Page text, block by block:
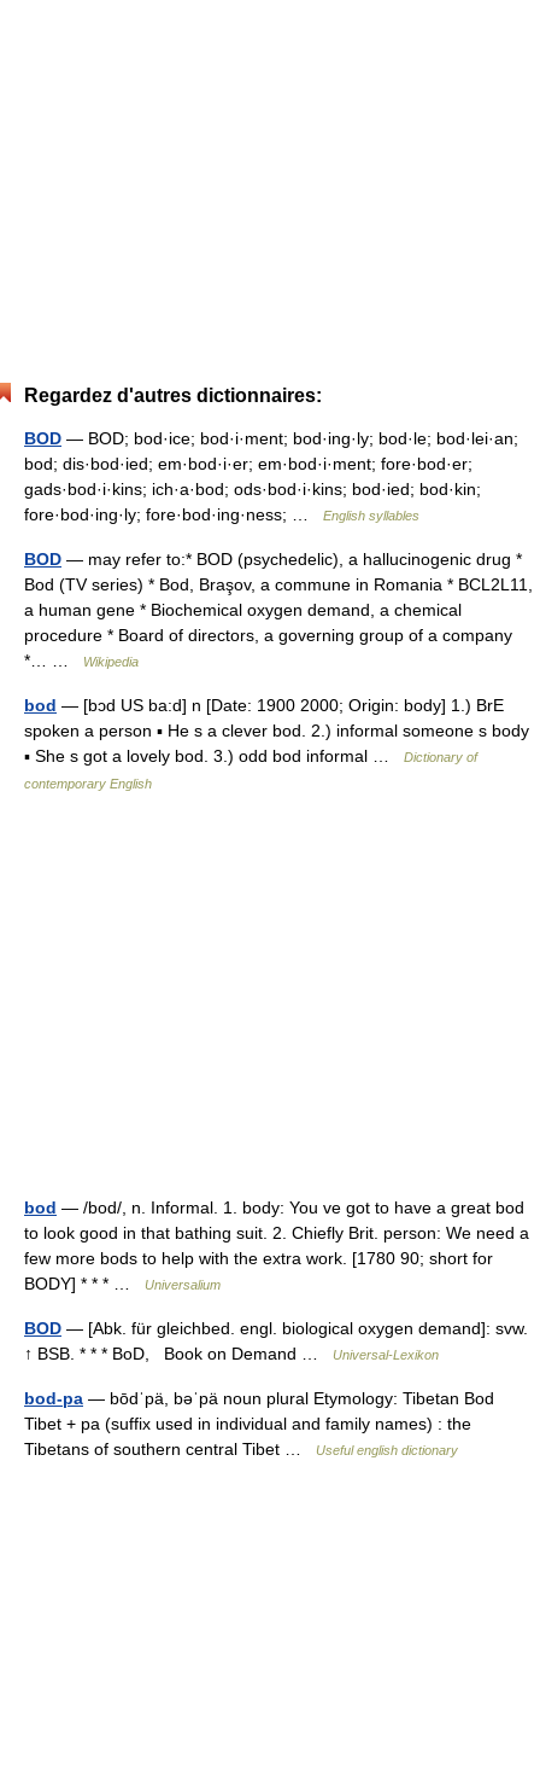
Regardez d'autres dictionnaires:
BOD — BOD; bod·ice; bod·i·ment; bod·ing·ly; bod·le; bod·lei·an;
bod; dis·bod·ied; em·bod·i·er; em·bod·i·ment; fore·bod·er;
gads·bod·i·kins; ich·a·bod; ods·bod·i·kins; bod·ied; bod·kin;
fore·bod·ing·ly; fore·bod·ing·ness; …
English syllables
BOD — may refer to:* BOD (psychedelic), a hallucinogenic drug *
Bod (TV series) * Bod, Braşov, a commune in Romania * BCL2L11,
a human gene * Biochemical oxygen demand, a chemical
procedure * Board of directors, a governing group of a company
*… …
Wikipedia
bod — [bɔd US ba:d] n [Date: 1900 2000; Origin: body] 1.) BrE
spoken a person ▪ He s a clever bod. 2.) informal someone s body
▪ She s got a lovely bod. 3.) odd bod informal …
Dictionary of
contemporary English
bod — /bod/, n. Informal. 1. body: You ve got to have a great bod
to look good in that bathing suit. 2. Chiefly Brit. person: We need a
few more bods to help with the extra work. [1780 90; short for
BODY] * * * …
Universalium
BOD — [Abk. für gleichbed. engl. biological oxygen demand]: svw.
↑ BSB. * * * BoD, Book on Demand …
Universal-Lexikon
bod-pa — bōdˈpä, bəˈpä noun plural Etymology: Tibetan Bod
Tibet + pa (suffix used in individual and family names) : the
Tibetans of southern central Tibet …
Useful english dictionary